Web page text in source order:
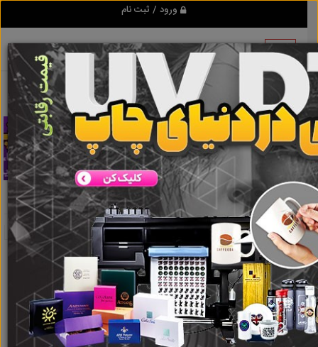
ورود / ثبت نام
تبلیغ کن نتایج جستجو برای برچسب نصب دزدگیر
نتایج جستجو برای برچسبنصب دزدگیر
گروه ها
املاک
صنعتی